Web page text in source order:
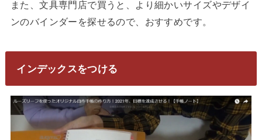
また、文具専門店で買うと、より細かいサイズやデザイ
ンのバインダーを探せるので、おすすめです。
インデックスをつける